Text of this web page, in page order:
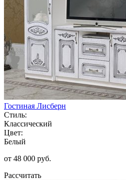
Гостиная Лисберн
Стиль:
Классический
Цвет:
Белый
от 48 000 руб.
Рассчитать